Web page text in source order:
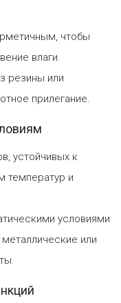
чтобы
влаги.
резины или
прилегание.
устойчивых к
температур и
условиями
или